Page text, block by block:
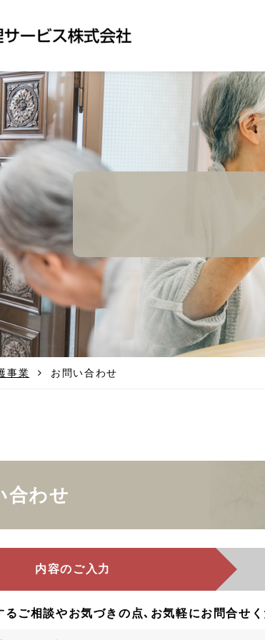
事業 お問い合わせ
合わせ
内容のご入力
るご相談やお気づきの点､お気軽にお問合せく